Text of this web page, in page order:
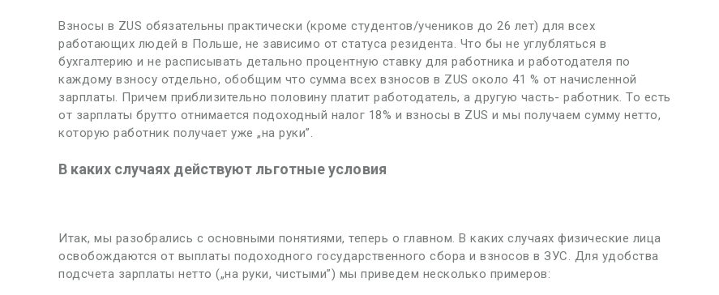
Взносы в ZUS обязательны практически (кроме студентов/учеников до 26 лет) для всех
работающих людей в Польше, не зависимо от статуса резидента. Что бы не углубляться в
бухгалтерию и не расписывать детально процентную ставку для работника и работодателя по
каждому взносу отдельно, обобщим что сумма всех взносов в ZUS около 41 % от начисленной
зарплаты. Причем приблизительно половину платит работодатель, а другую часть- работник. То есть
от зарплаты брутто отнимается подоходный налог 18% и взносы в ZUS и мы получаем сумму нетто,
которую работник получает уже „на руки”.
В каких случаях действуют льготные условия
Итак, мы разобрались с основными понятиями, теперь о главном. В каких случаях физические лица
освобождаются от выплаты подоходного государственного сбора и взносов в ЗУС. Для удобства
подсчета зарплаты нетто („на руки, чистыми”) мы приведем несколько примеров: